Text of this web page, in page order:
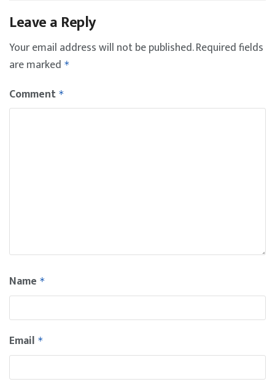
Leave a Reply
Your email address will not be published.Required fields
are marked *
Comment *
Name *
Email *